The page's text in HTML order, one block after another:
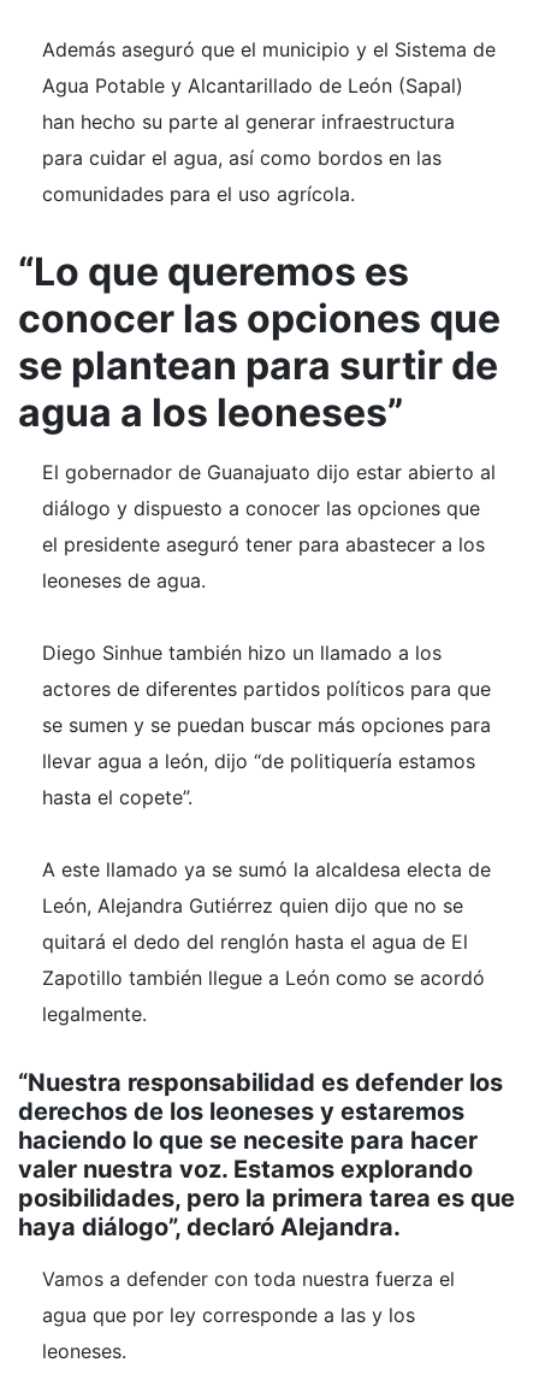
Además aseguró que el municipio y el Sistema de
Agua Potable y Alcantarillado de León (Sapal)
han hecho su parte al generar infraestructura
para cuidar el agua, así como bordos en las
comunidades para el uso agrícola.
“Lo que queremos es
conocer las opciones que
se plantean para surtir de
agua a los leoneses”
El gobernador de Guanajuato dijo estar abierto al
diálogo y dispuesto a conocer las opciones que
el presidente aseguró tener para abastecer a los
leoneses de agua.
Diego Sinhue también hizo un llamado a los
actores de diferentes partidos políticos para que
se sumen y se puedan buscar más opciones para
llevar agua a león, dijo “de politiquería estamos
hasta el copete”.
A este llamado ya se sumó la alcaldesa electa de
León, Alejandra Gutiérrez quien dijo que no se
quitará el dedo del renglón hasta el agua de El
Zapotillo también llegue a León como se acordó
legalmente.
“Nuestra responsabilidad es defender los
derechos de los leoneses y estaremos
haciendo lo que se necesite para hacer
valer nuestra voz. Estamos explorando
posibilidades, pero la primera tarea es que
haya diálogo”, declaró Alejandra.
Vamos a defender con toda nuestra fuerza el
agua que por ley corresponde a las y los
leoneses.